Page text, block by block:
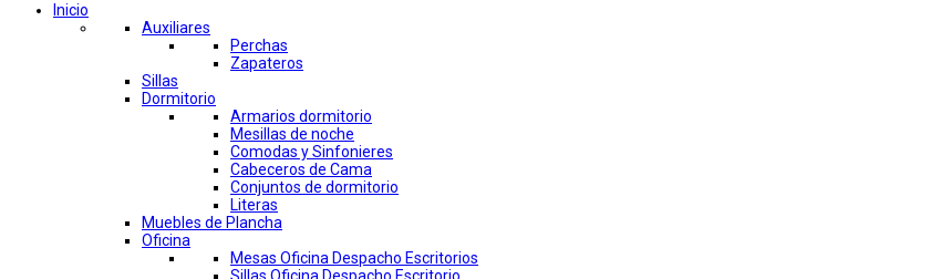
Inicio
Auxiliares
Perchas
Zapateros
Sillas
Dormitorio
Armarios dormitorio
Mesillas de noche
Comodas y Sinfonieres
Cabeceros de Cama
Conjuntos de dormitorio
Literas
Muebles de Plancha
Oficina
Mesas Oficina Despacho Escritorios